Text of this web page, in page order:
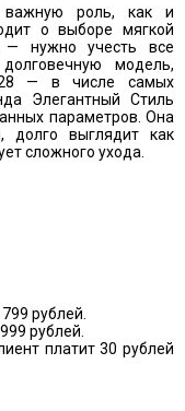
важную роль, как и
о выборе мягкой
— нужно учесть все
модель,
28 — в числе самых
Элегантный Стиль
параметров. Она
долго выглядит как
сложного ухода.
рублей.
рублей.
платит 30 рублей